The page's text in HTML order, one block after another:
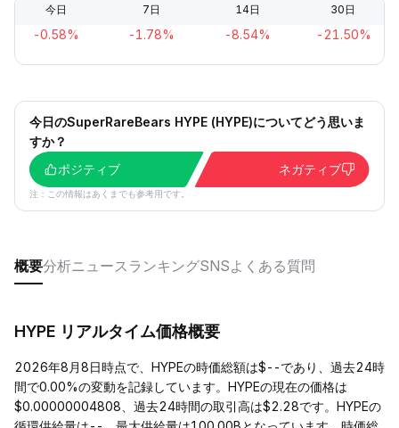
今日 7日 14日 30日
-0.58% -1.78% -8.54% -21.50%
今日のSuperRareBears HYPE (HYPE)についてどう思いま
すか？
ポジティブ
ネガティブ
注：この情報はあくまでも参考用です。
概要分析ニュース ランキングSNSよくある質問
HYPE リアルタイム価格概要
2026年8月8日時点で、HYPEの時価総額は$--であり、過去24時
間で0.00%の変動を記録しています。HYPEの現在の価格は
$0.00000004808、過去24時間の取引高は$2.28です。HYPEの